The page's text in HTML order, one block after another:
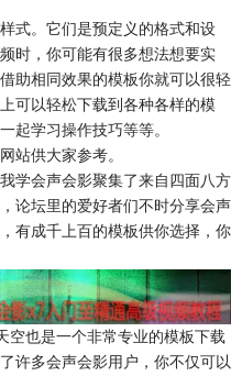
式。它们是预定义的格式和设
时，你可能有很多想法想要实
助相同效果的模板你就可以很轻
可以轻松下载到各种各样的模
起学习操作技巧等等。
站供大家参考。
学会声会影聚集了来自四面八方
论坛里的爱好者们不时分享会声
有成千上百的模板供你选择，你
空也是一个非常专业的模板下载
许多会声会影用户，你不仅可以